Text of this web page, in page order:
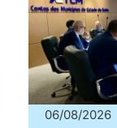
06/08/2026